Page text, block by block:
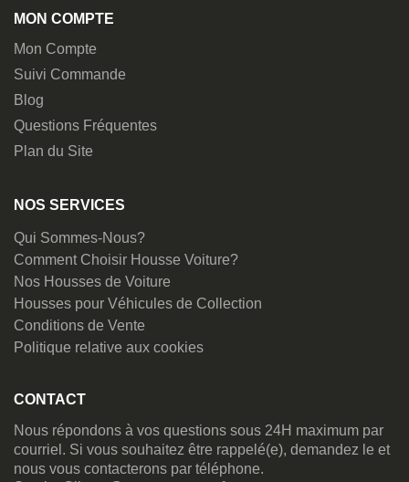
MON COMPTE
Mon Compte
Suivi Commande
Blog
Questions Fréquentes
Plan du Site
NOS SERVICES
Qui Sommes-Nous?
Comment Choisir Housse Voiture?
Nos Housses de Voiture
Housses pour Véhicules de Collection
Conditions de Vente
Politique relative aux cookies
CONTACT
Nous répondons à vos questions sous 24H maximum par
courriel. Si vous souhaitez être rappelé(e), demandez le et
nous vous contacterons par téléphone.